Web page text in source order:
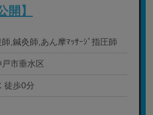
開】
,鍼灸師,あん摩ﾏｯｻｰｼﾞ指圧師
市垂水区
徒歩0分